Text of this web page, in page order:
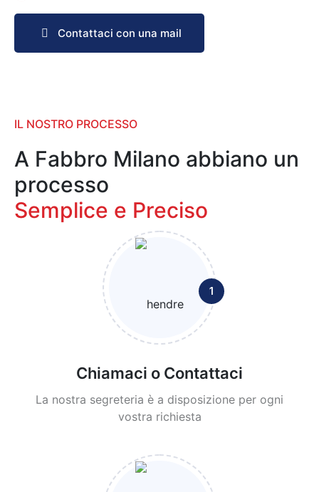
Contattaci con una mail
IL NOSTRO PROCESSO
A Fabbro Milano abbiano un
processo
Semplice e Preciso
1
Chiamaci o Contattaci
La nostra segreteria è a disposizione per ogni
vostra richiesta